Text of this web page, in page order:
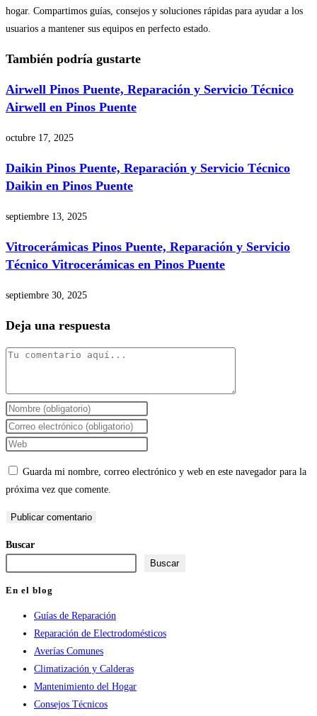
hogar. Compartimos guías, consejos y soluciones rápidas para ayudar a los
usuarios a mantener sus equipos en perfecto estado.
También podría gustarte
Airwell Pinos Puente, Reparación y Servicio Técnico
Airwell en Pinos Puente
octubre 17, 2025
Daikin Pinos Puente, Reparación y Servicio Técnico
Daikin en Pinos Puente
septiembre 13, 2025
Vitrocerámicas Pinos Puente, Reparación y Servicio
Técnico Vitrocerámicas en Pinos Puente
septiembre 30, 2025
Deja una respuesta
Comentario
Introduce
tu
nombre
de
usuario
comentar
Introduce
tu
correo
electrónico
comentar
Introduce
de
tu
(opcional)
Guarda mi nombre, correo electrónico y web en este navegador para la
próxima vez que comente.
Buscar
Buscar
En el blog
Guías de Reparación
Reparación de Electrodomésticos
Averías Comunes
Climatización y Calderas
Mantenimiento del Hogar
Consejos Técnicos